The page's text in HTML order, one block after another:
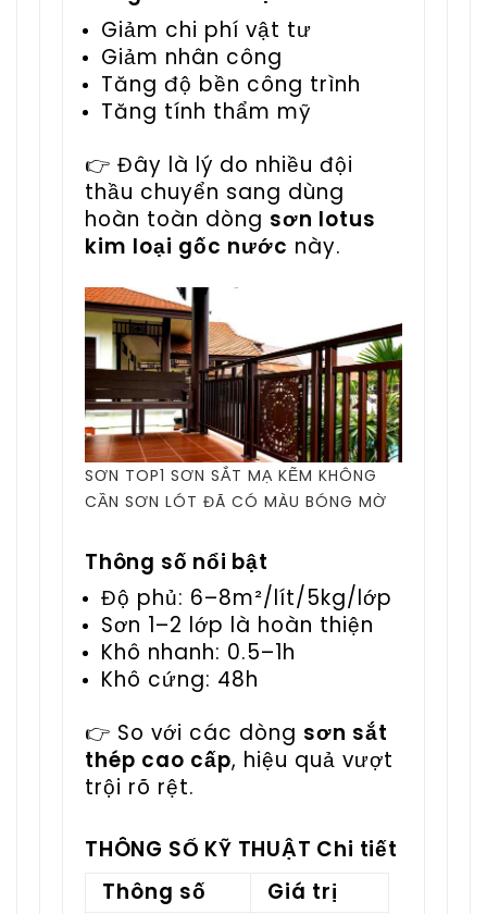
Giảm chi phí vật tư
Giảm nhân công
Tăng độ bền công trình
Tăng tính thẩm mỹ
👉 Đây là lý do nhiều đội
thầu chuyển sang dùng
hoàn toàn dòng sơn lotus
kim loại gốc nước này.
SƠN TOP1 SƠN SẮT MẠ KẼM KHÔNG
CẦN SƠN LÓT ĐÃ CÓ MÀU BÓNG MỜ
Thông số nổi bật
Độ phủ: 6–8m²/lít/5kg/lớp
Sơn 1–2 lớp là hoàn thiện
Khô nhanh: 0.5–1h
Khô cứng: 48h
👉 So với các dòng sơn sắt
thép cao cấp, hiệu quả vượt
trội rõ rệt.
THÔNG SỐ KỸ THUẬT Chi tiết
Thông số
Giá trị